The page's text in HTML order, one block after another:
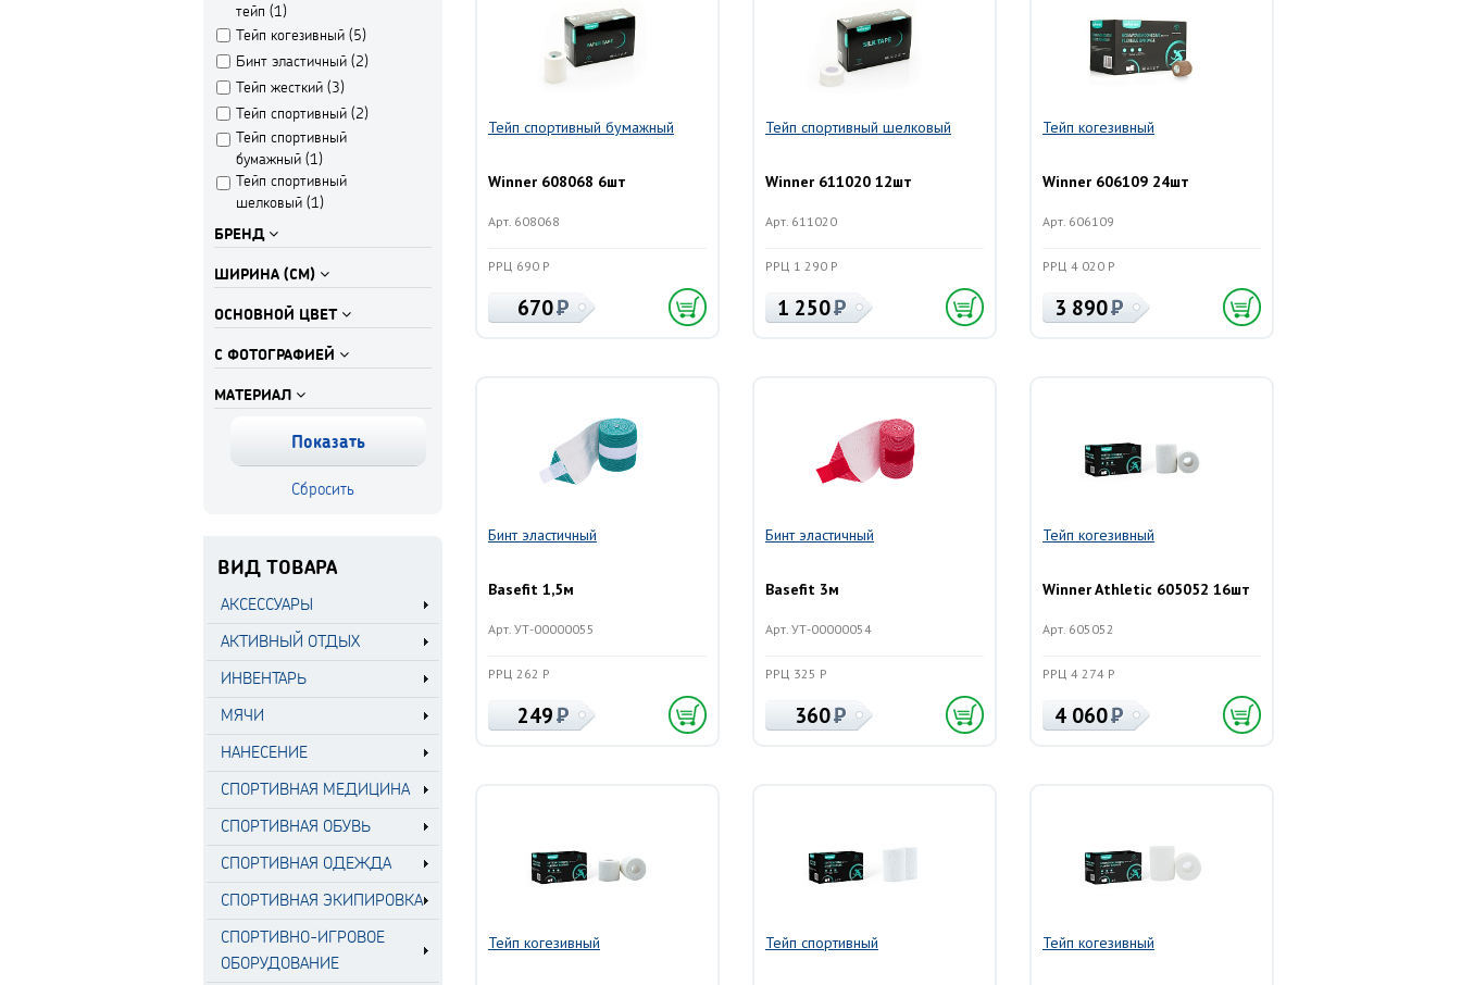
тейп (1)
Тейп когезивный (5)
Бинт эластичный (2)
Тейп жесткий (3)
Тейп спортивный (2)
Тейп спортивный
бумажный (1)
Тейп спортивный
шелковый (1)
БРЕНД
ШИРИНА (СМ)
ОСНОВНОЙ ЦВЕТ
С ФОТОГРАФИЕЙ
МАТЕРИАЛ
ВИД ТОВАРА
АКСЕССУАРЫ
АКТИВНЫЙ ОТДЫХ
ИНВЕНТАРЬ
МЯЧИ
НАНЕСЕНИЕ
СПОРТИВНАЯ МЕДИЦИНА
СПОРТИВНАЯ ОБУВЬ
СПОРТИВНАЯ ОДЕЖДА
СПОРТИВНАЯ ЭКИПИРОВКА
СПОРТИВНО-ИГРОВОЕ
ОБОРУДОВАНИЕ
Тейп спортивный бумажный
Winner 608068 6шт
Арт. 608068
РРЦ 690 Р
670
Тейп спортивный шелковый
Winner 611020 12шт
Арт. 611020
РРЦ 1 290 Р
1 250
Тейп когезивный
Winner 606109 24шт
Арт. 606109
РРЦ 4 020 Р
3 890
Бинт эластичный
Basefit 1,5м
Арт. УТ-00000055
РРЦ 262 Р
249
Бинт эластичный
Basefit 3м
Арт. УТ-00000054
РРЦ 325 Р
360
Тейп когезивный
Winner Athletic 605052 16шт
Арт. 605052
РРЦ 4 274 Р
4 060
Тейп когезивный Тейп спортивный Тейп когезивный